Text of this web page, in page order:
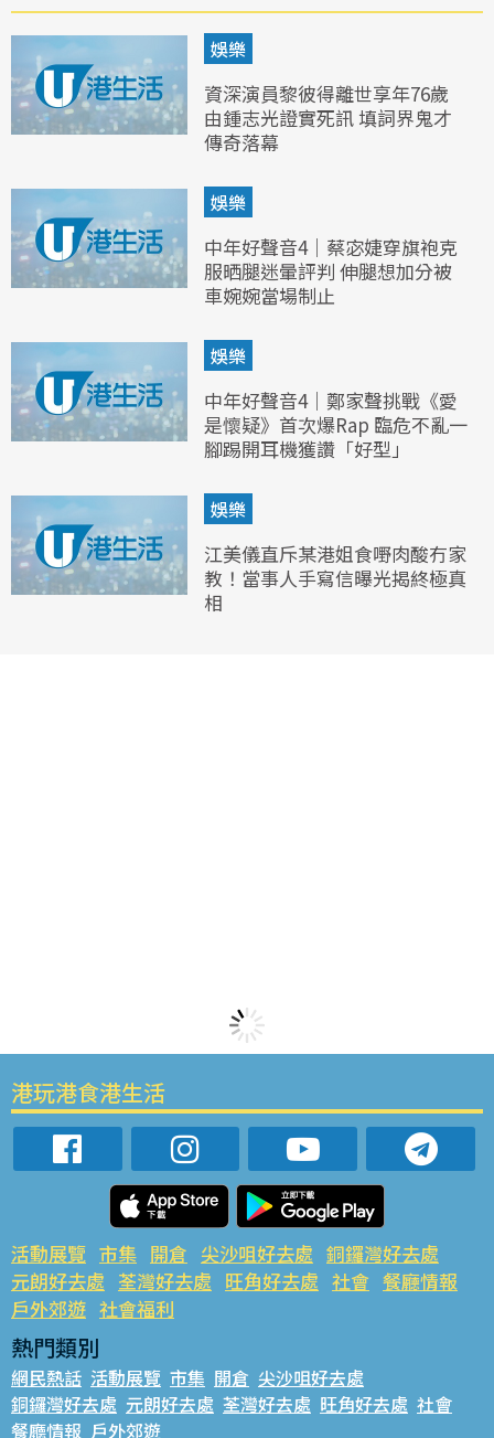
娛樂
資深演員黎彼得離世享年76歲
由鍾志光證實死訊 填詞界鬼才
傳奇落幕
娛樂
中年好聲音4｜蔡宓婕穿旗袍克
服晒腿迷暈評判 伸腿想加分被
車婉婉當場制止
娛樂
中年好聲音4｜鄭家聲挑戰《愛
是懷疑》首次爆Rap 臨危不亂一
腳踢開耳機獲讚「好型」
娛樂
江美儀直斥某港姐食嘢肉酸冇家
教！當事人手寫信曝光揭終極真
相
港玩港食港生活
活動展覽 市集 開倉 尖沙咀好去處 銅鑼灣好去處
元朗好去處 荃灣好去處 旺角好去處 社會 餐廳情報
戶外郊遊 社會福利
熱門類別
網民熱話 活動展覽 市集 開倉 尖沙咀好去處
銅鑼灣好去處 元朗好去處 荃灣好去處 旺角好去處 社會
餐廳情報 戶外郊遊